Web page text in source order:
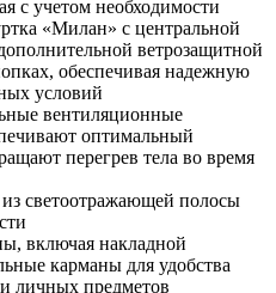
с учетом необходимости
«Милан» с центральной
ветрозащитной
обеспечивая надежную
условий
вентиляционные
оптимальный
перегрев тела во время
светоотражающей полосы
включая накладной
карманы для удобства
личных предметов